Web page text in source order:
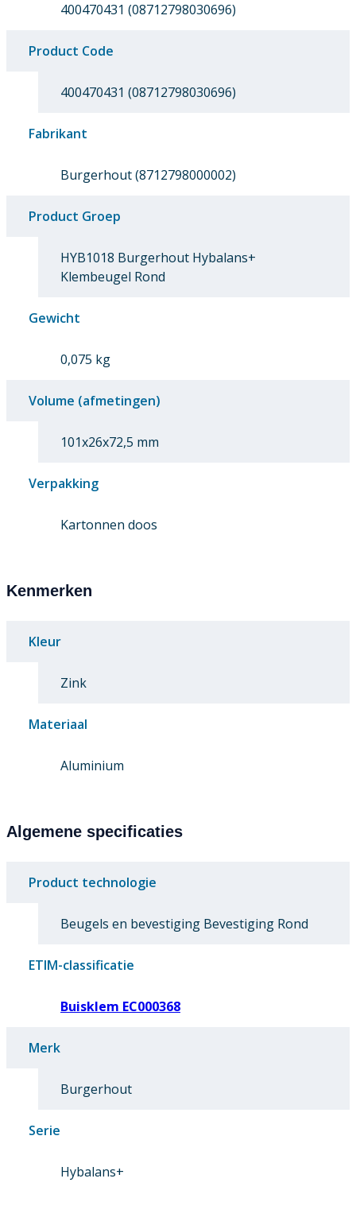
400470431 (08712798030696)
Product Code
400470431 (08712798030696)
Fabrikant
Burgerhout (8712798000002)
Product Groep
HYB1018 Burgerhout Hybalans+
Klembeugel Rond
Gewicht
0,075 kg
Volume (afmetingen)
101x26x72,5 mm
Verpakking
Kartonnen doos
Kenmerken
Kleur
Zink
Materiaal
Aluminium
Algemene specificaties
Product technologie
Beugels en bevestiging Bevestiging Rond
ETIM-classificatie
Buisklem EC000368
Merk
Burgerhout
Serie
Hybalans+